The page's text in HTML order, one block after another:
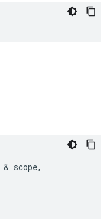
& scope,